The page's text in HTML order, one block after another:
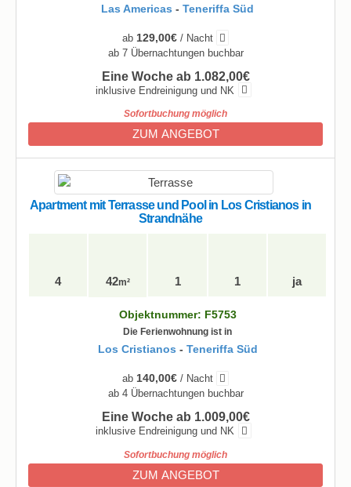
Las Americas - Teneriffa Süd
ab 129,00€/ Nacht
ab 7 Übernachtungen buchbar
Eine Woche ab 1.082,00€
inklusive Endreinigung und NK
Sofortbuchung möglich
ZUM ANGEBOT
Apartment mit Terrasse und Pool in Los Cristianos in
Strandnähe
4 42m² 1 1 ja
Objektnummer: F5753
Die Ferienwohnung ist in
Los Cristianos - Teneriffa Süd
ab 140,00€/ Nacht
ab 4 Übernachtungen buchbar
Eine Woche ab 1.009,00€
inklusive Endreinigung und NK
Sofortbuchung möglich
ZUM ANGEBOT